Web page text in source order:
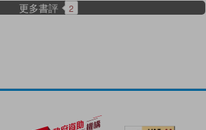
更多書評 2